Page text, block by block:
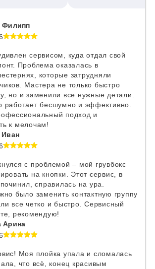
Филипп
сервисом, куда отдал свой
Проблема оказалась в
которые затрудняли
Мастера не только быстро
но и заменили все нужные детали.
работает бесшумно и эффективно.
подход и
к мелочам!
Иван
с проблемой – мой грувбокс
на кнопки. Этот сервис, в
справилась на ура.
было заменить контактную группу
все четко и быстро. Сервисный
рекомендую!
Арина
Моя плойка упала и сломалась
что всё, конец красивым